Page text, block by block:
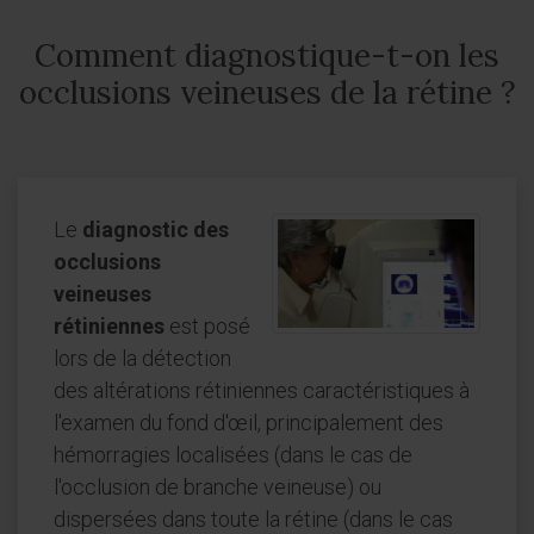
Comment diagnostique-t-on les
occlusions veineuses de la rétine ?
Le diagnostic des
occlusions
veineuses
rétiniennes est posé
lors de la détection
des altérations rétiniennes caractéristiques à
l'examen du fond d'œil, principalement des
hémorragies localisées (dans le cas de
l'occlusion de branche veineuse) ou
dispersées dans toute la rétine (dans le cas